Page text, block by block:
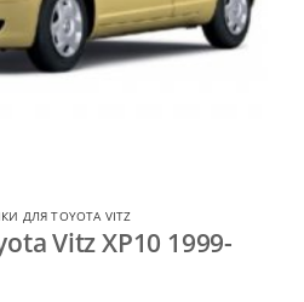
ДЛЯ TOYOTA VITZ
Vitz XP10 1999-